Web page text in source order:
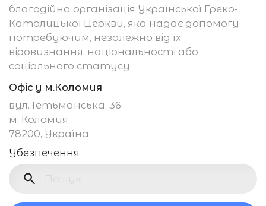
благодійна організація Української Греко-
Католицької Церкви, яка надає допомогу
потребуючим, незалежно від їх
віровизнання, національності або
соціального статусу.
Офіс у м.Коломия
вул. Гетьманська, 36
м. Коломия
78200, Україна
Убезпечення